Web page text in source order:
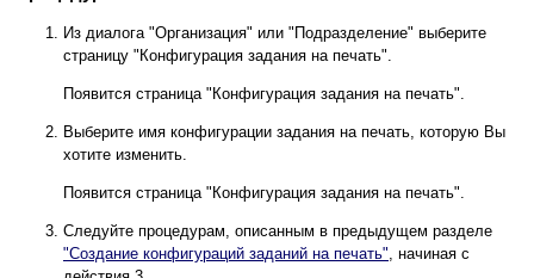
Из диалога "Организация" или "Подразделение" выберите
страницу "Конфигурация задания на печать".
Появится страница "Конфигурация задания на печать".
Выберите имя конфигурации задания на печать, которую Вы
хотите изменить.
Появится страница "Конфигурация задания на печать".
Следуйте процедурам, описанным в предыдущем разделе
"Создание конфигураций заданий на печать" , начиная с